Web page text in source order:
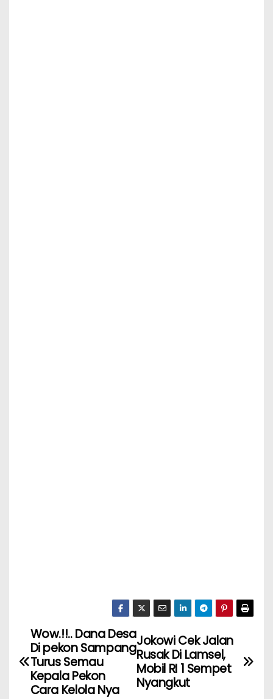
Jokowi Cek Jalan
Rusak Di Lamsel,
Mobil RI 1 Sempet
Nyangkut
Wow.!!.. Dana Desa
Di pekon Sampang
Turus Semau
Kepala Pekon
Cara Kelola Nya